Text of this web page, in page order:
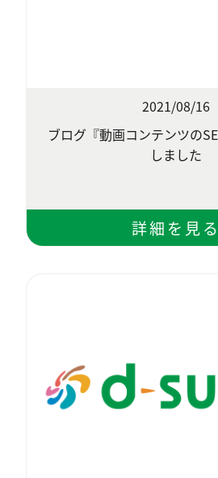
2021/08/16
ブログ『動画コンテンツの
しました